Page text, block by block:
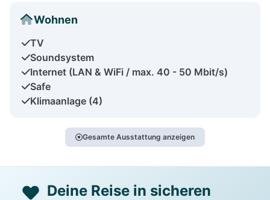
Wohnen
TV
Soundsystem
Internet (LAN & WiFi / max. 40 - 50 Mbit/s)
Safe
Klimaanlage (4)
Gesamte Ausstattung anzeigen
Deine Reise in sicheren